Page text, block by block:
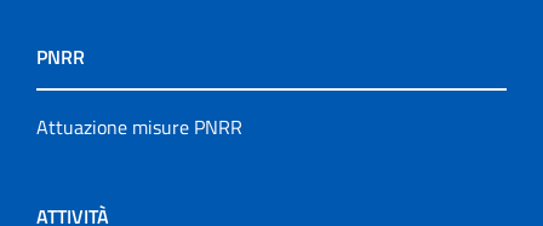
PNRR
Attuazione misure PNRR
ATTIVITÀ